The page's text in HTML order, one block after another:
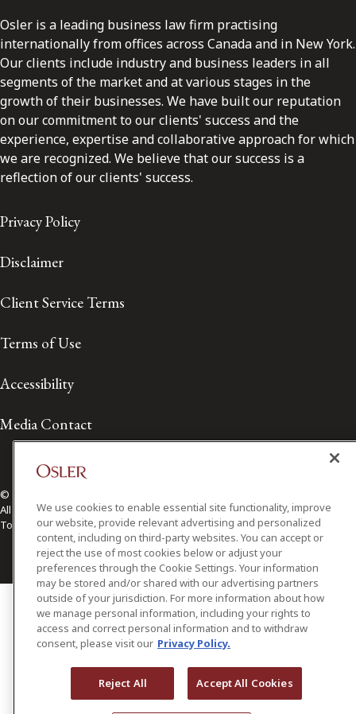
Osler is a leading business law firm practising
internationally from offices across Canada and in New York.
Our clients include industry and business leaders in all
segments of the market and at various stages in the
growth of their businesses. We have built our reputation
on our commitment to our clients' success and the
experience, expertise and collaborative approach for which
we are recognized. We believe that our success is a
reflection of our clients' success.
Privacy Policy
Disclaimer
Client Service Terms
Terms of Use
Accessibility
Media Contact
© 2026 Osler, Hoskin & Harcourt LLP.
All Rights Reserved
Toronto | Montréal | Calgary | Vancouver | Ottawa | New York
We use cookies to enable essential site functionality, improve
our website, provide relevant advertising and personalized
content, including on third-party websites. You can accept or
reject the use of most cookies below or adjust your
preferences through the Cookie Settings. Your information
may be stored and/or shared with our advertising partners
outside of your jurisdiction. For more information about how
we manage personal information, including your rights to
access and correct personal information and to withdraw
consent, please visit our Privacy Policy.
Reject All Accept All Cookies